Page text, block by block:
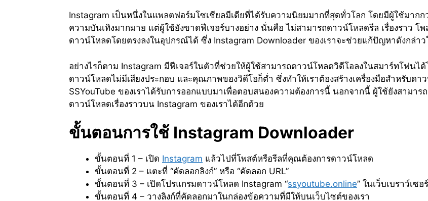
Instagram เป็นหนึ่งในแพลตฟอร์มโซเชียลมีเดียที่ได้รับความนิยมมากที่สุดทั่วโลก โดยมีผู้ใช้มาก
ความบันเทิงมากมาย แต่ผู้ใช้ยังขาดฟีเจอร์บางอย่าง นั่นคือ ไม่สามารถดาวน์โหลดรีล เรื่องราว โ
ดาวน์โหลดโดยตรงลงในอุปกรณ์ได้ ซึ่ง Instagram Downloader ของเราจะช่วยแก้ปัญหาดังกล่าว
อย่างไรก็ตาม Instagram มีฟีเจอร์ในตัวที่ช่วยให้ผู้ใช้สามารถดาวน์โหลดวิดีโอลงในสมาร์ทโฟนไ
ดาวน์โหลดไม่มีเสียงประกอบ และคุณภาพของวิดีโอก็ต่ำ ซึ่งทำให้เราต้องสร้างเครื่องมือสำหรับดา
SSYouTube ของเราได้รับการออกแบบมาเพื่อตอบสนองความต้องการนี้ นอกจากนี้ ผู้ใช้ยังสามา
ดาวน์โหลดเรื่องราวบน Instagram ของเราได้อีกด้วย
ขั้นตอนการใช้ Instagram Downloader
ขั้นตอนที่ 1 – เปิด Instagram แล้วไปที่โพสต์หรือรีลที่คุณต้องการดาวน์โหลด
ขั้นตอนที่ 2 – แตะที่ “คัดลอกลิงก์” หรือ “คัดลอก URL”
ขั้นตอนที่ 3 – เปิดโปรแกรมดาวน์โหลด Instagram “ssyoutube.online” ในเว็บเบราว์เซอ
ขั้นตอนที่ 4 – วางลิงก์ที่คัดลอกมาในกล่องข้อความที่มีให้บนเว็บไซต์ของเรา